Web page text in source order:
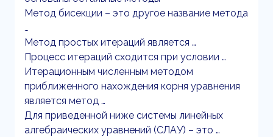
Метод бисекции – это другое название метода
…
Метод простых итераций является …
Процесс итераций сходится при условии …
Итерационным численным методом
приближенного нахождения корня уравнения
является метод …
Для приведенной ниже системы линейных
алгебраических уравнений (СЛАУ) – это …